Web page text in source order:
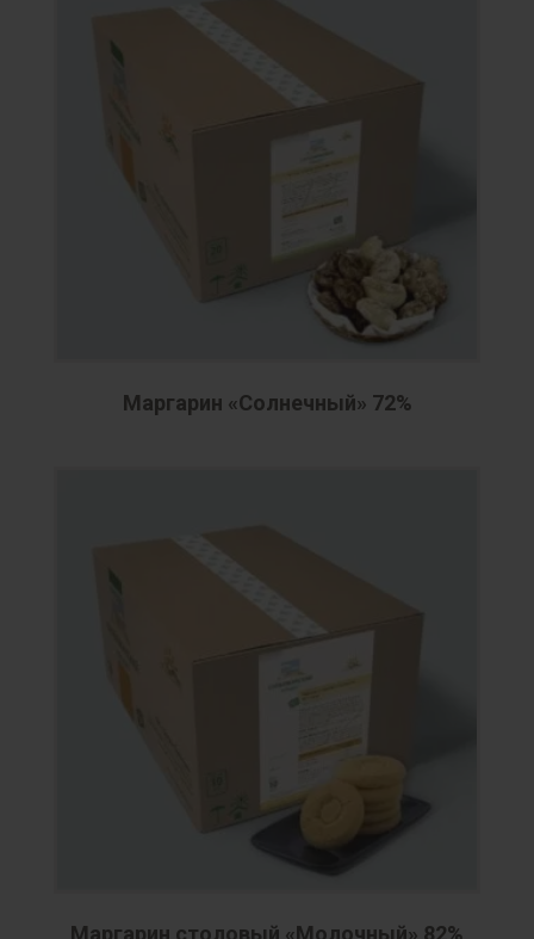
Маргарин «Солнечный» 72%
Маргарин столовый «Молочный» 82%